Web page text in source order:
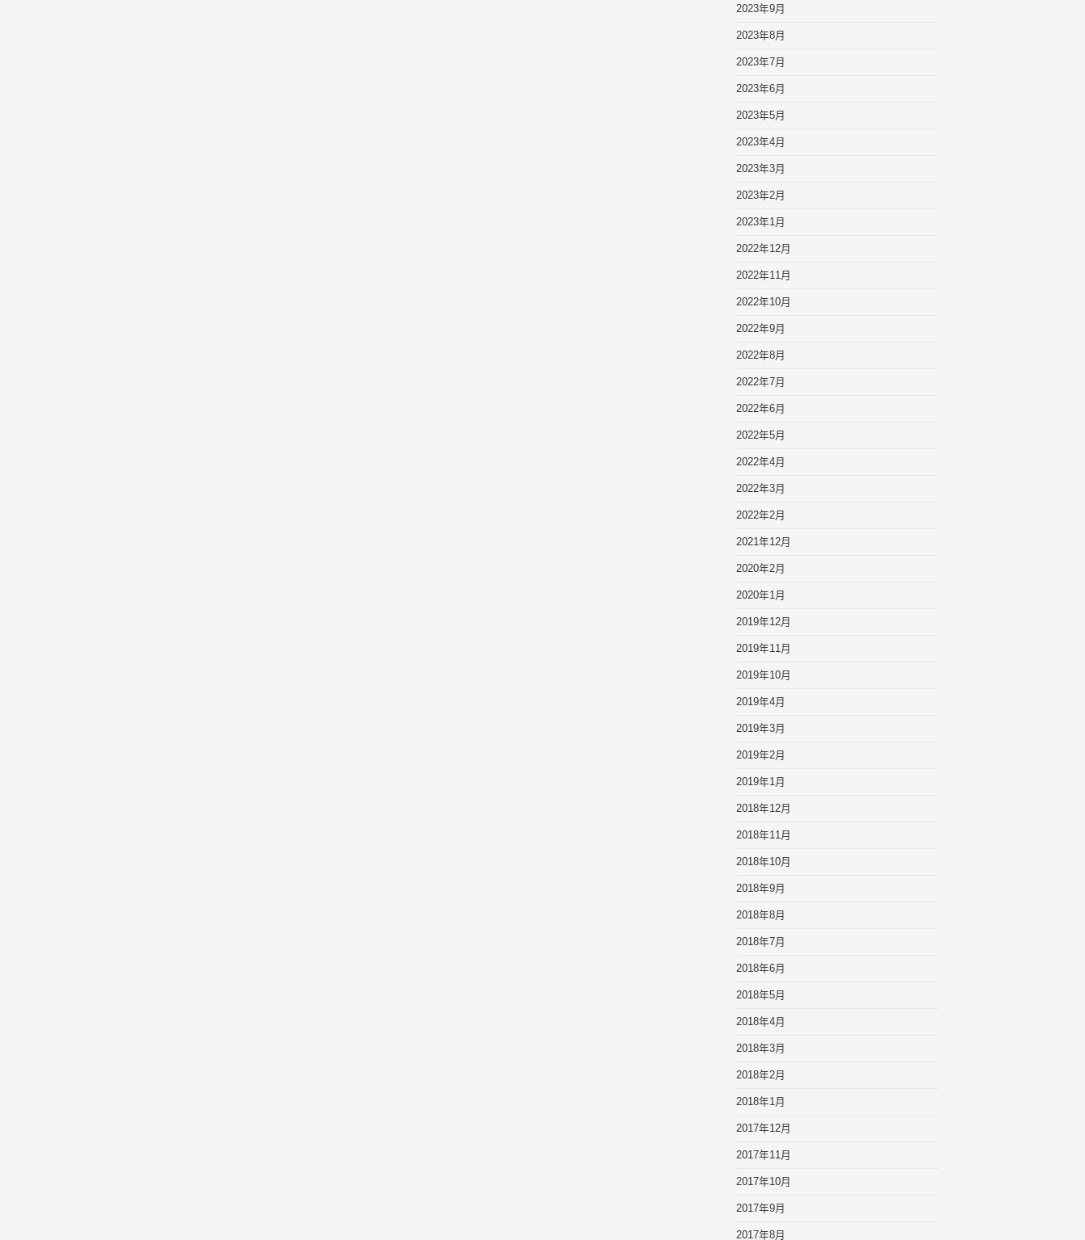
2023年9月
2023年8月
2023年7月
2023年6月
2023年5月
2023年4月
2023年3月
2023年2月
2023年1月
2022年12月
2022年11月
2022年10月
2022年9月
2022年8月
2022年7月
2022年6月
2022年5月
2022年4月
2022年3月
2022年2月
2021年12月
2020年2月
2020年1月
2019年12月
2019年11月
2019年10月
2019年4月
2019年3月
2019年2月
2019年1月
2018年12月
2018年11月
2018年10月
2018年9月
2018年8月
2018年7月
2018年6月
2018年5月
2018年4月
2018年3月
2018年2月
2018年1月
2017年12月
2017年11月
2017年10月
2017年9月
2017年8月